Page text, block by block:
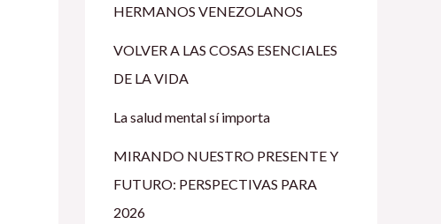
HERMANOS VENEZOLANOS
VOLVER A LAS COSAS ESENCIALES
DE LA VIDA
La salud mental sí importa
MIRANDO NUESTRO PRESENTE Y
FUTURO: PERSPECTIVAS PARA
2026